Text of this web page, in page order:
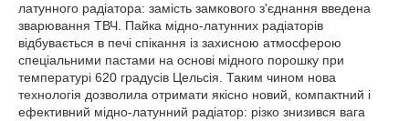
латунного радіатора: замість замкового з'єднання введена
зварювання ТВЧ. Пайка мідно-латунних радіаторів
відбувається в печі спікання із захисною атмосферою
спеціальними пастами на основі мідного порошку при
температурі 620 градусів Цельсія. Таким чином нова
технологія дозволила отримати якісно новий, компактний і
ефективний мідно-латунний радіатор: різко знизився вага